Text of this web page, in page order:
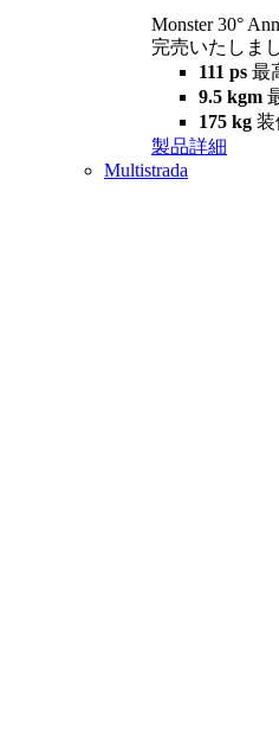
Monster 30°
完売いたしま
111 ps 最
9.5 kgm
175 kg 装
製品詳細
Multistrada